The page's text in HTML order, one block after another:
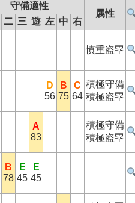
守備適性
属性
二 三 遊 左 中 右
慎重盗塁
D
56
B
75
C
64
積極守備
積極盗塁
A
83
積極守備
積極盗塁
B
78
E
45
E
45